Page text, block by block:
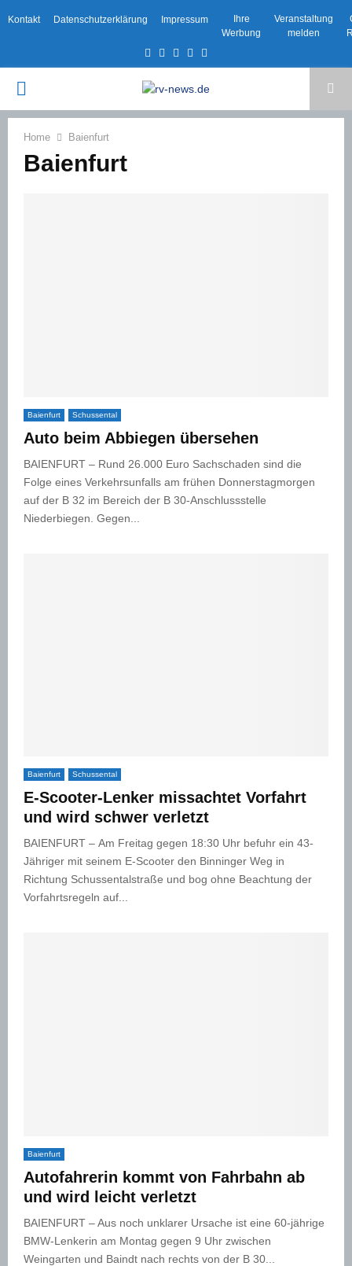
Kontakt Datenschutzerklärung Impressum
Ihre
Werbung
Veranstaltung
melden
Facebook
TwitterInstagram
Email
PRIMARY
MENU
Home Baienfurt
Baienfurt
Baienfurt Schussental
Auto beim Abbiegen übersehen
BAIENFURT – Rund 26.000 Euro Sachschaden sind die
Folge eines Verkehrsunfalls am frühen Donnerstagmorgen
auf der B 32 im Bereich der B 30-Anschlussstelle
Niederbiegen. Gegen...
Baienfurt Schussental
E-Scooter-Lenker missachtet Vorfahrt
und wird schwer verletzt
BAIENFURT – Am Freitag gegen 18:30 Uhr befuhr ein 43-
Jähriger mit seinem E-Scooter den Binninger Weg in
Richtung Schussentalstraße und bog ohne Beachtung der
Vorfahrtsregeln auf...
Baienfurt
Autofahrerin kommt von Fahrbahn ab
und wird leicht verletzt
BAIENFURT – Aus noch unklarer Ursache ist eine 60-jährige
BMW-Lenkerin am Montag gegen 9 Uhr zwischen
Weingarten und Baindt nach rechts von der B 30...